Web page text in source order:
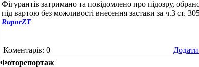
Фігурантів затримано та повідомлено про підозру,
під вартою без можливості внесення застави за ч.3 ст.
RuporZT
Коментарів: 0
Фоторепортаж